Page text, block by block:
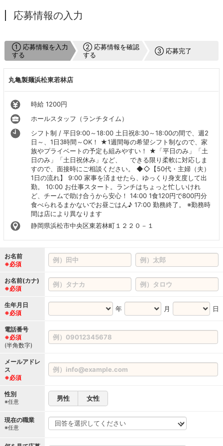
応募情報の入力
① 応募情報を入力
する
② 応募情報を確認
する
③ 応募完了
丸亀製麺浜松東若林店
時給 1200円
ホールスタッフ（ランチタイム）
シフト制 / 平日9:00～18:00 土日祝8:30～18:00の間で、週2
日～、1日3時間～OK！ ★1週間毎の希望シフト制なので、家
族やプライベートの予定も組みやすい！ ★「平日のみ」「土
日のみ」「土日祝休み」など、 できる限り柔軟に対応しま
すので、面接時にご相談ください。 ◆◇【50代・主婦（夫）
1日の流れ】 9:00 家事を済ませたら、ゆっくり身支度して出
勤。 10:00 お仕事スタート。ランチはちょっと忙しいけれ
ど、チームで助け合うから安心！ 14:00 1食120円で800円分
食べられるまかないでお昼ごはん♪ 17:00 勤務終了。 ※勤務時
間は店により異なります
静岡県浜松市中央区東若林町１２２０－１
お名前
※必須
お名前(カナ)
※必須
生年月日
※必須
年 月 日
電話番号
※必須
(半角数字)
メールアドレ
ス
※必須
性別
※任意 男性 女性
現在の職業
※任意